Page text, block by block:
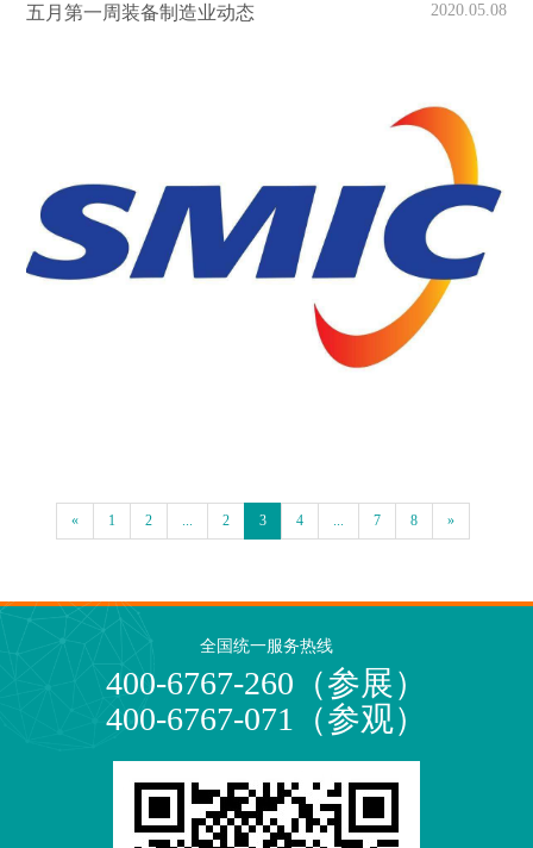
五月第一周装备制造业动态 2020.05.08
« 1 2 2 3 4 7 8 »
全国统一服务热线
400-6767-260（参展）
400-6767-071（参观）